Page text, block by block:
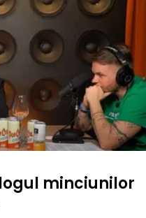
minciunilor